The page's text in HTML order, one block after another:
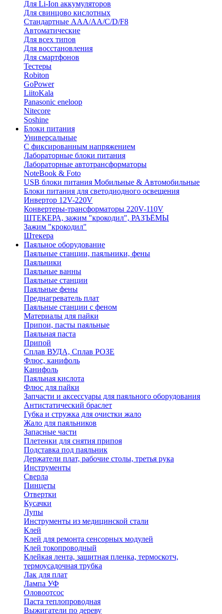
Для Li-Ion аккумуляторов
Для свинцово кислотных
Стандартные ААА/АА/С/D/F8
Автоматические
Для всех типов
Для восстановления
Для смартфонов
Тестеры
Robiton
GoPower
LiitoKala
Panasonic eneloop
Nitecore
Soshine
Блоки питания
Универсальные
C фиксированным напряжением
Лабораторные блоки питания
Лабораторные автотрансформаторы
NoteBook & Foto
USB блоки питания Мобильные & Автомобильные
Блоки питания для светодиодного освещения
Инвертор 12V-220V
Конвертеры-трансформаторы 220V-110V
ШТЕКЕРА, зажим "крокодил", РАЗЪЁМЫ
Зажим "крокодил"
Штекера
Паяльное оборудование
Паяльные станции, паяльники, фены
Паяльники
Паяльные ванны
Паяльные станции
Паяльные фены
Преднагреватель плат
Паяльные станции с феном
Материалы для пайки
Припои, пасты паяльные
Паяльная паста
Припой
Сплав ВУДА, Сплав РОЗЕ
Флюс, канифоль
Канифоль
Паяльная кислота
Флюс для пайки
Запчасти и аксессуары для паяльного оборудования
Антистатический браслет
Губка и стружка для очистки жало
Жало для паяльников
Запасные части
Плетенки для снятия припоя
Подставка под паяльник
Держатели плат, рабочие столы, третья рука
Инструменты
Сверла
Пинцеты
Отвертки
Кусачки
Лупы
Инструменты из медицинской стали
Клей
Клей для ремонта сенсорных модулей
Клей токопроводный
Клейкая лента, защитная пленка, термоскотч,
термоусадочная трубка
Лак для плат
Лампа УФ
Оловоотсос
Паста теплопроводная
Выжигатели по дереву